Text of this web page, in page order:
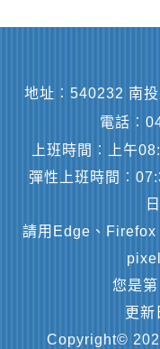
地址︰540232 南
電話
上班時間︰上午
彈性上班時間
請用Edge、
您是第
更新
Copyright©